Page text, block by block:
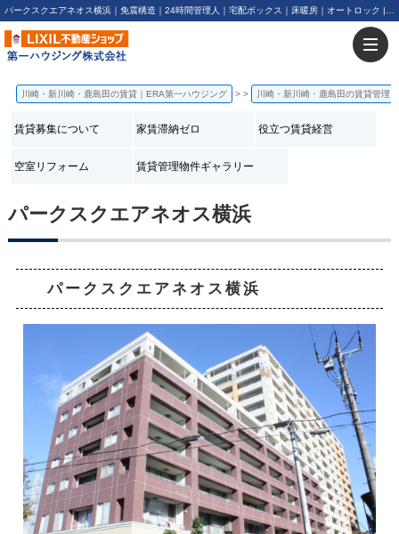
川崎・新川崎・鹿島田の賃貸｜ERA第一ハウジング > 川崎・新川崎・鹿島田の賃貸管理
賃貸募集について 家賃滞納ゼロ 役立つ賃貸経営
空室リフォーム 賃貸管理物件ギャラリー
パークスクエアネオス横浜
パークスクエアネオス横浜